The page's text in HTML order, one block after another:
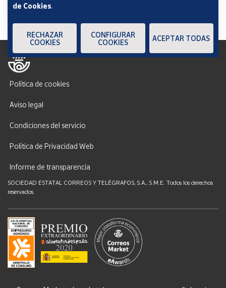
Política de cookies
Aviso legal
Condiciones del servicio
Política de Privacidad Web
Informe de transparencia
SOCIEDAD ESTATAL CORREOS Y TELÉGRAFOS, S.A., S.M.E. Todos los derechos
reservados.
de Cookies.
RECHAZAR
COOKIES
CONFIGURAR
COOKIES
ACEPTAR TODAS